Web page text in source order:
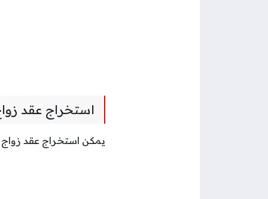
استخراج عقد
يمكن استخراج عقد زواج